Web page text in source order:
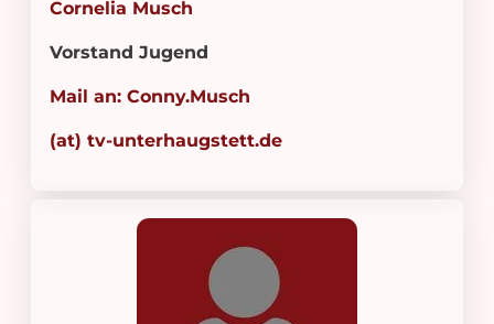
Cornelia Musch
Vorstand Jugend
Mail an: Conny.Musch
(at) tv-unterhaugstett.de